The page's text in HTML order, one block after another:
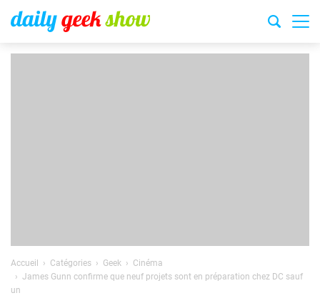
Accueil Catégories Geek
Cinéma
James Gunn confirme que neuf projets sont en préparation chez DC sauf
un